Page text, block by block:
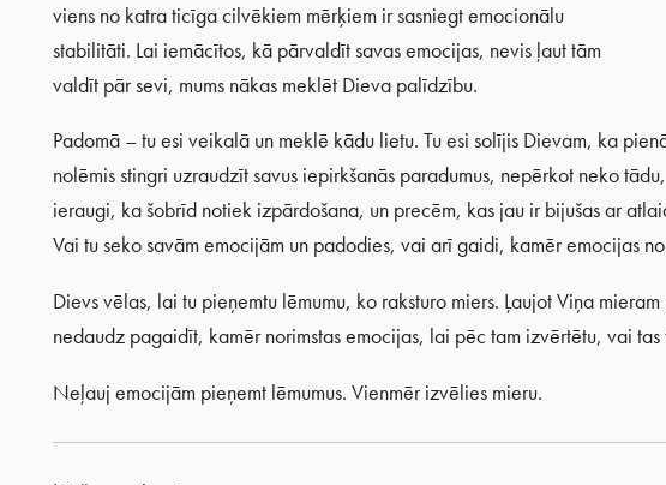
viens no katra ticīga cilvēkiem mērķiem ir sasniegt emocionālu
stabilitāti. Lai iemācītos, kā pārvaldīt savas emocijas, nevis ļaut tām
valdīt pār sevi, mums nākas meklēt Dieva palīdzību.
Padomā – tu esi veikalā un meklē kādu lietu. Tu esi solījis Dievam, ka
nolēmis stingri uzraudzīt savus iepirkšanās paradumus, nepērkot neko
ieraugi, ka šobrīd notiek izpārdošana, un precēm, kas jau ir bijušas ar
Vai tu seko savām emocijām un padodies, vai arī gaidi, kamēr emocijas
Dievs vēlas, lai tu pieņemtu lēmumu, ko raksturo miers. Ļaujot Viņa
nedaudz pagaidīt, kamēr norimstas emocijas, lai pēc tam izvērtētu, vai tas
Neļauj emocijām pieņemt lēmumus. Vienmēr izvēlies mieru.